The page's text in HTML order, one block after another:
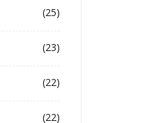
(25)
(23)
(22)
(22)